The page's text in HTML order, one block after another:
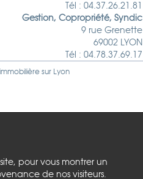
Tél : 04.37.26.21.81
Gestion, Copropriété, Syndic
9 rue Grenette
69002 LYON
Tél : 04.78.37.69.17
sur Lyon
pour vous montrer un
de nos visiteurs.